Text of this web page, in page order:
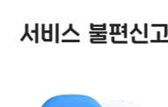
서비스 불편신고